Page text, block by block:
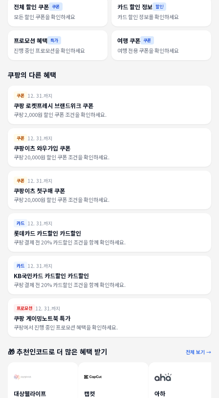
전체 할인 쿠폰 쿠폰
모든 할인 쿠폰을 확인하세요
카드 할인 정보 할인
카드 할인 정보를 확인하세요
프로모션 혜택 특가
진행 중인 프로모션을 확인하세요
여행 쿠폰 쿠폰
여행 전용 쿠폰을 확인하세요
쿠팡의 다른 혜택
쿠폰 12. 31.까지
쿠팡 로켓프레시 브랜드위크 쿠폰
쿠팡 2,000원 할인 쿠폰 조건을 확인하세요.
쿠폰 12. 31.까지
쿠팡이츠 와우가입 쿠폰
쿠팡 20,000원 할인 쿠폰 조건을 확인하세요.
쿠폰 12. 31.까지
쿠팡이츠 첫구매 쿠폰
쿠팡 20,000원 할인 쿠폰 조건을 확인하세요.
카드 12. 31.까지
롯데카드 카드할인 카드할인
쿠팡 결제 전 20% 카드할인 조건을 함께 확인하세요.
카드 12. 31.까지
KB국민카드 카드할인 카드할인
쿠팡 결제 전 20% 카드할인 조건을 함께 확인하세요.
프로모션 12. 31.까지
쿠팡 게이밍노트북 특가
쿠팡에서 진행 중인 프로모션 혜택을 확인하세요.
🎁 추천인코드로 더 많은 혜택 받기 전체 보기 →
대상웰라이프 캡컷 아하